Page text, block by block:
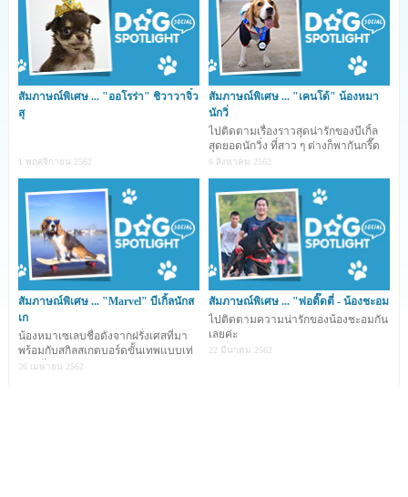
สัมภาษณ์พิเศษ ... "ออโรร่า" ชิวาวาจิ๋ว
สุ
1 พฤศจิกายน 2562
สัมภาษณ์พิเศษ ... "เคนโด้" น้องหมา
นักวิ่
ไปติดตามเรื่องราวสุดน่ารักของบีเกิ้ล
สุดยอดนักวิ่ง ที่สาว ๆ ต่างก็พากันกรี๊ด
6 สิงหาคม 2562
สัมภาษณ์พิเศษ ... "Marvel" บีเกิ้ลนักส
เก
น้องหมาเซเลบชื่อดังจากฝรั่งเศสที่มา
พร้อมกับสกิลสเกตบอร์ดขั้นเทพแบบเท่
สุด ๆ ไปเลย ...
26 เมษายน 2562
สัมภาษณ์พิเศษ ... "พ่อติ๊ดตี่ - น้องชะอม
ไปติดตามความน่ารักของน้องชะอมกัน
เลยค่ะ
22 มีนาคม 2562